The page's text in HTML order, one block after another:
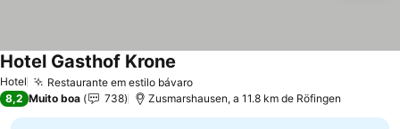
Hotel Restaurante em estilo bávaro
Hotel Gasthof Krone
8,2 Muito boa 738 Zusmarshausen, a 11.8 km de Röfingen